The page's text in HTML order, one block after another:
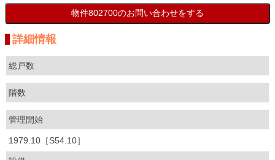
詳細情報
総戸数
階数
管理開始
1979.10［S54.10］